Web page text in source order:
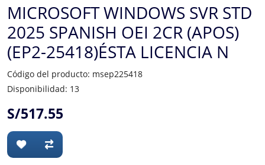
MICROSOFT WINDOWS SVR STD
2025 SPANISH OEI 2CR (APOS)
(EP2-25418)ÉSTA LICENCIA N
Código del producto: msep225418
Disponibilidad: 13
S/517.55